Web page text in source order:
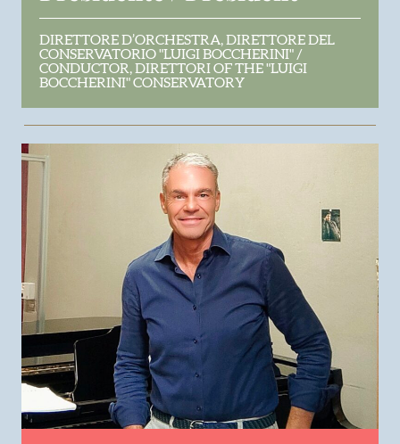
DIRETTORE D’ORCHESTRA, DIRETTORE DEL
CONSERVATORIO "LUIGI BOCCHERINI" /
CONDUCTOR, DIRETTORI OF THE "LUIGI
BOCCHERINI" CONSERVATORY